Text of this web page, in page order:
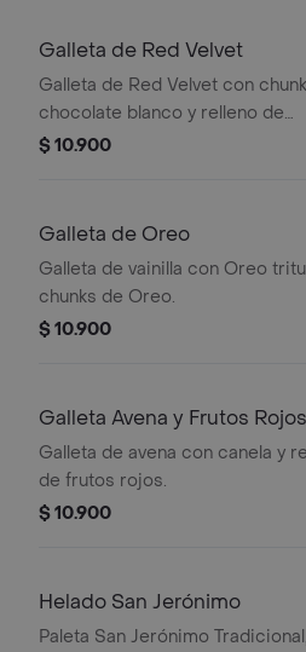
Galleta de Red Velvet
Galleta de Red Velvet con
chocolate blanco y relleno de
Cheesecake.
$ 10.900
Galleta de Oreo
Galleta de vainilla con Oreo
chunks de Oreo.
$ 10.900
Galleta Avena y Frutos Rojos
Galleta de avena con canela y
de frutos rojos.
$ 10.900
Helado San Jerónimo
Paleta San Jerónimo Tradicional,